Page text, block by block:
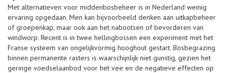
Met alternatieven voor middenbosbeheer is in Nederland weinig
ervaring opgedaan. Men kan bijvoorbeeld denken aan uitkapbeheer
of groepenkap, maar ook aan het nabootsen of bevorderen van
windworp. Recent is in twee hellingbossen een experiment met het
Franse systeem van ongelijkvormig hooghout gestart. Bosbegrazing
binnen permanente rasters is waarschijnlijk niet gunstig, gezien het
geringe voedselaanbod voor het vee en de negatieve effecten op